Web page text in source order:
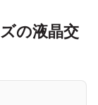
の液晶交